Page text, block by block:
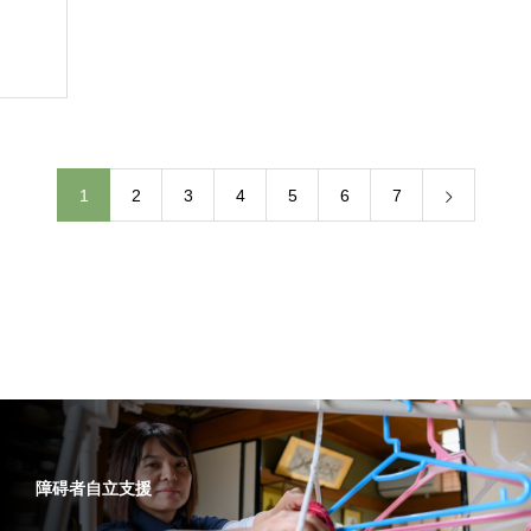
1 2 3 4 5 6 7
障碍者自立支援